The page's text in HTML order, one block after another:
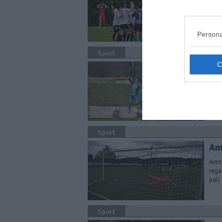
Sport
Sport
pali
Sport